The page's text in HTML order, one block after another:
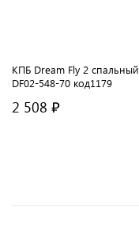
КПБ Dream Fly 2 спальный
DF02-548-70 код1179
2 508 ₽